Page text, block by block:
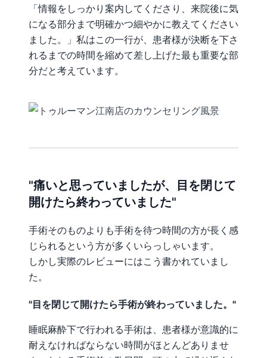
「情報をしっかり案内してくださり、来院後に気
になる部分まで明確かつ細やかに教えてください
ました。」私はこの一行が、患者様が決断を下さ
れるまでの時間を縮めて差し上げた最も重要な部
分だと考えています。
"痛いと思っていましたが、目を閉じて
開けたら終わっていました"
手術そのものよりも手術を待つ時間の方が長く感
じられるという方が多くいらっしゃいます。
しかし実際のレビューにはこう書かれていまし
た。
"目を閉じて開けたら手術が終わっていました。"
睡眠麻酔下で行われる手術は、患者様が意識的に
耐えなければならない時間がほとんどありませ